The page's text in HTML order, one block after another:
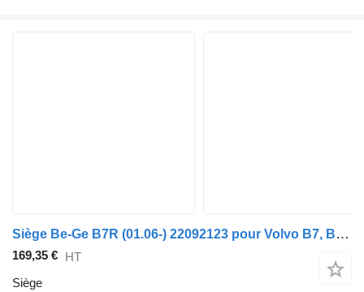
Siège Be-Ge B7R (01.06-) 22092123 pour Volvo B7, B8, B9, B12 bus (2005-)
169,35 € HT
Siège